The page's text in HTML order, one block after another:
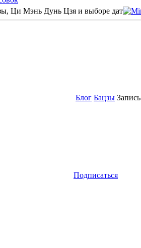
Ци Мэнь Дунь Цзя и выборе дат
Блог Бацзы
Подписаться